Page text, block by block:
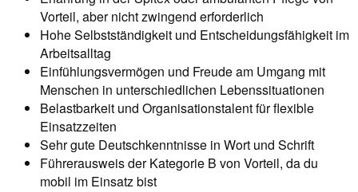
Vorteil, aber nicht zwingend erforderlich
Hohe Selbstständigkeit und Entscheidungsfähigkeit im
Arbeitsalltag
Einfühlungsvermögen und Freude am Umgang mit
Menschen in unterschiedlichen Lebenssituationen
Belastbarkeit und Organisationstalent für flexible
Einsatzzeiten
Sehr gute Deutschkenntnisse in Wort und Schrift
Führerausweis der Kategorie B von Vorteil, da du
mobil im Einsatz bist